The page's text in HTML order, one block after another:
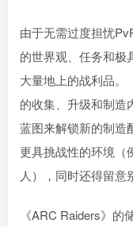
由于无需过度担忧
的世界观、任务和极
大量地上的战利品。
的收集、升级和制造
蓝图来解锁新的制造
更具挑战性的环境（
人），同时还得留意
《ARC Raiders》的